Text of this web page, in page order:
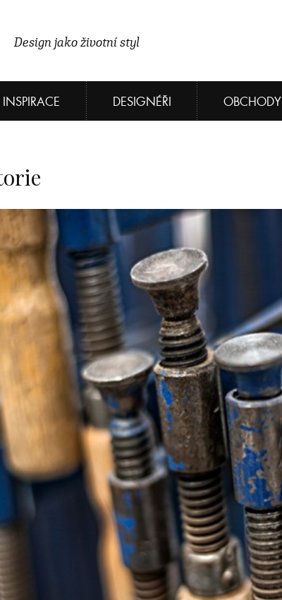
Design jako životní styl
INSPIRACE DESIGNÉŘI OBCHODY